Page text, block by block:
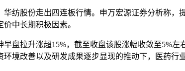
纺股份走出四连板行情。申万宏源证券分析称
中长期积极因素。
盘拉升涨超15%，截至收盘该股涨幅收敛至5%
境改善以及研发成果逐步显现的推动下，医药行